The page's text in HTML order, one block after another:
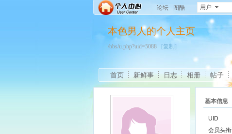
论坛 图酷 用户
本色男人的个人主页
/bbs/u.php?uid=5088 [复制]
首页 新鲜事 日志 相册 帖子
基本信息
UID
会员头衔